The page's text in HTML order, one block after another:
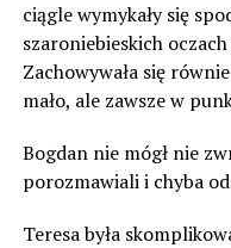
ciągle wymykały się
szaroniebieskich
Zachowywała się
mało, ale zawsze w
Bogdan nie mógł nie
porozmawiali i chyba
Teresa była